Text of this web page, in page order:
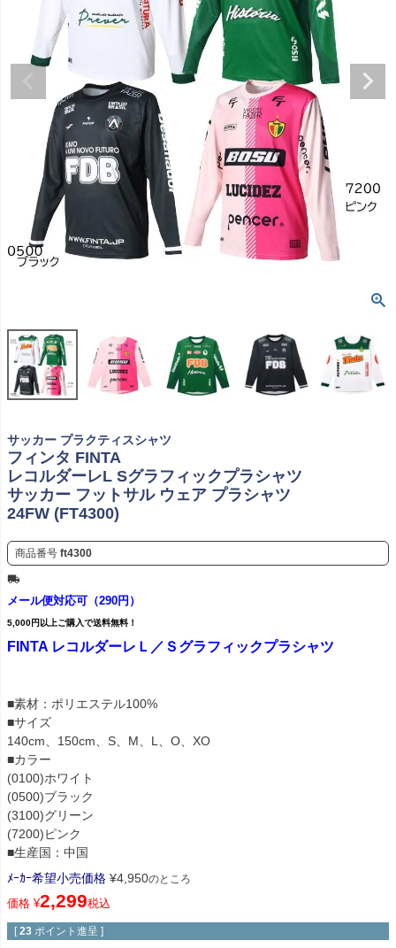
サッカー プラクティスシャツ
フィンタ FINTA
レコルダーレL Sグラフィックプラシャツ
サッカー フットサル ウェア プラシャツ
24FW (FT4300)
商品番号 ft4300
メール便対応可（290円）
5,000円以上ご購入で送料無料！
FINTA レコルダーレＬ／Ｓグラフィックプラシャツ
■素材：ポリエステル100%
■サイズ
140cm、150cm、S、M、L、O、XO
■カラー
(0100)ホワイト
(0500)ブラック
(3100)グリーン
(7200)ピンク
■生産国：中国
ﾒｰｶｰ希望小売価格 ¥4,950のところ
価格 ¥2,299税込
[ 23 ポイント進呈 ]